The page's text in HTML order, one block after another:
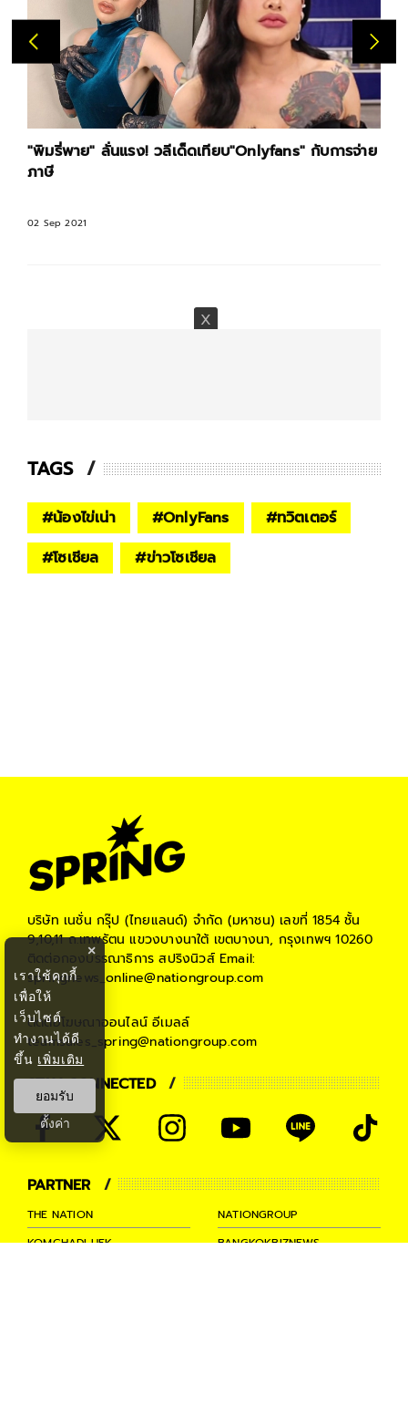
"พิมรี่พาย" ลั่นแรง! วลีเด็ดเทียบ"Onlyfans" กับการจ่าย
ภาษี
02 Sep 2021
TAGS
#น้องไข่เน่า #OnlyFans #ทวิตเตอร์
#โซเชียล #ข่าวโซเชียล
บริษัท เนชั่น กรุ๊ป (ไทยแลนด์) จำกัด (มหาชน) เลขที่ 1854 ชั้น
9,10,11 ถ.เทพรัตน แขวงบางนาใต้ เขตบางนา, กรุงเทพฯ 10260
ติดต่อกองบรรณาธิการ สปริงนิวส์Email:
springnews_online@nationgroup.com
ติดต่อโฆษณาออนไลน์ อีเมลล์
teamsales_spring@nationgroup.com
STAY CONNECTED
PARTNER
THE NATION
NATIONGROUP
KOMCHADLUEK
BANGKOKBIZNEWS
×
เราใช้คุกกี้
เพื่อให้
เว็บไซต์
ทำงานได้ดี
ขึ้น เพิ่มเติม
ยอมรับ
ตั้งค่า